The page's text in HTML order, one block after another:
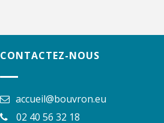
CONTACTEZ-NOUS
accueil@bouvron.eu
02 40 56 32 18